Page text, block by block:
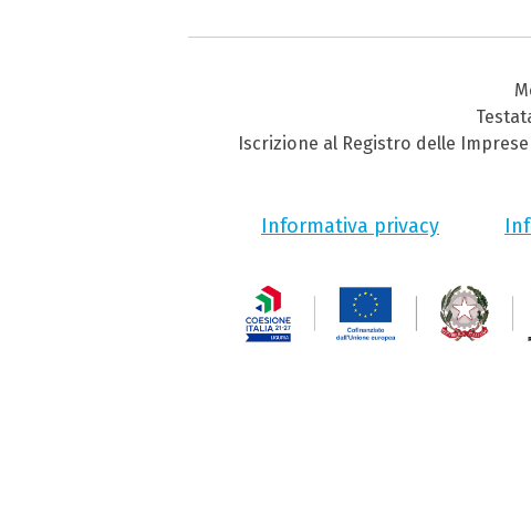
Iscrizione al Registro delle Imprese
Informativa privacy